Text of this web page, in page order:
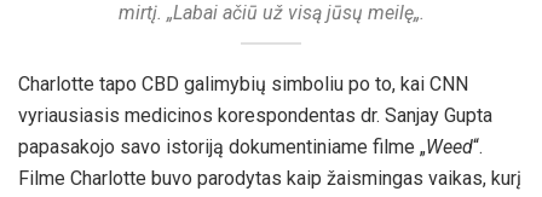
mirtį. „Labai ačiū už visą jūsų meilę„.
Charlotte tapo CBD galimybių simboliu po to, kai CNN
vyriausiasis medicinos korespondentas dr. Sanjay Gupta
papasakojo savo istoriją dokumentiniame filme „Weed“.
Filme Charlotte buvo parodytas kaip žaismingas vaikas, kurį